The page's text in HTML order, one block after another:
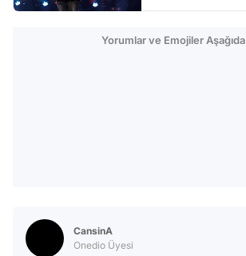
Yorumlar ve Emojiler Aşağıda
CansinA
Onedio Üyesi